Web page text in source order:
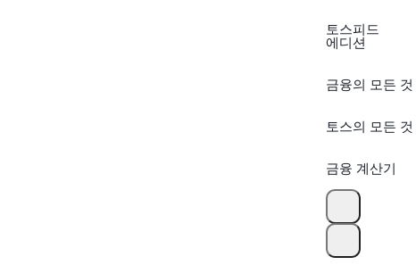
토스피드
에디션
금융의 모든 것
토스의 모든 것
금융 계산기